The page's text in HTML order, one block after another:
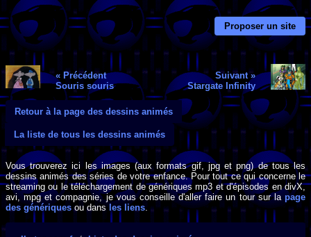
Proposer un site
« Précédent
Souris souris
Suivant »
Stargate Infinity
Retour à la page des dessins animés
La liste de tous les dessins animés
Vous trouverez ici les images (aux formats gif, jpg et png) de tous les
dessins animés des séries de votre enfance. Pour tout ce qui concerne le
streaming ou le téléchargement de génériques mp3 et d'épisodes en divX,
avi, mpg et compagnie, je vous conseille d'aller faire un tour sur lapage
des génériques ou dans les liens.